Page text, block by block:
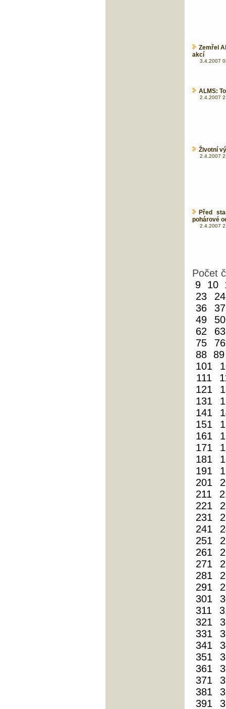
Zemřel
akcí
3.4.2007
ALMS:
2.4.2007
Životní
2.4.2007
Před
pohárové
2.4.2007
Počet
9
10
23
24
36
37
49
50
62
63
75
76
88
89
101
111
121
131
141
151
161
171
181
191
201
211
221
231
241
251
261
271
281
291
301
311
321
331
341
351
361
371
381
391